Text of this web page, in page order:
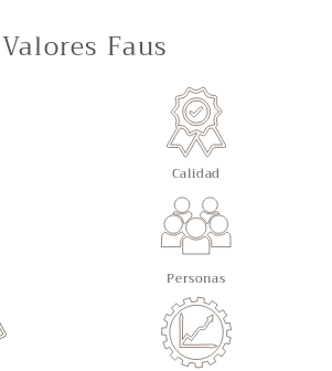
Valores Faus
Calidad
Personas